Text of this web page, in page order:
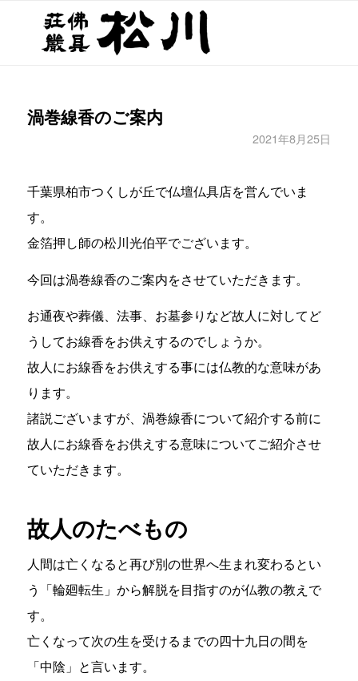
渦巻線香のご案内
2021年8月25日
千葉県柏市つくしが丘で仏壇仏具店を営んでいま
す。
金箔押し師の松川光伯平でございます。
今回は渦巻線香のご案内をさせていただきます。
お通夜や葬儀、法事、お墓参りなど故人に対してど
うしてお線香をお供えするのでしょうか。
故人にお線香をお供えする事には仏教的な意味があ
ります。
諸説ございますが、渦巻線香について紹介する前に
故人にお線香をお供えする意味についてご紹介させ
ていただきます。
故人のたべもの
人間は亡くなると再び別の世界へ生まれ変わるとい
う「輪廻転生」から解脱を目指すのが仏教の教えで
す。
亡くなって次の生を受けるまでの四十九日の間を
「中陰」と言います。